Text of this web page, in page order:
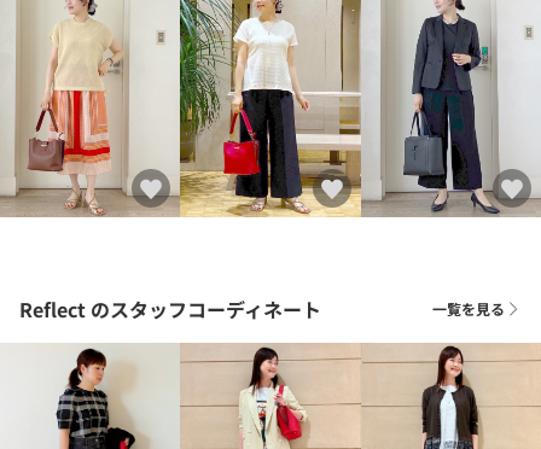
Reflect のスタッフコーディネート 一覧を見る